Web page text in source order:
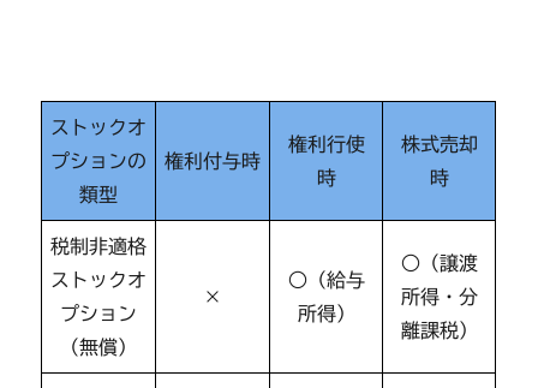
ストックオ
プションの
類型
権利付与時
権利行使
時
株式売却
時
税制非適格
ストックオ
プション
（無償）
×
○（給与
所得）
○（譲渡
所得・分
離課税）